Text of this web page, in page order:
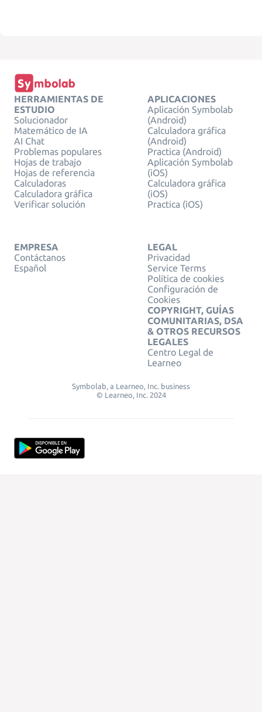
HERRAMIENTAS DE
ESTUDIO
Solucionador
Matemático de IA
AI Chat
Problemas populares
Hojas de trabajo
Hojas de referencia
Calculadoras
Calculadora gráfica
Verificar solución
APLICACIONES
Aplicación Symbolab
(Android)
Calculadora gráfica
(Android)
Practica (Android)
Aplicación Symbolab
(iOS)
Calculadora gráfica
(iOS)
Practica (iOS)
EMPRESA
Contáctanos
Español
LEGAL
Privacidad
Service Terms
Política de cookies
Configuración de
Cookies
COPYRIGHT, GUÍAS
COMUNITARIAS, DSA
& OTROS RECURSOS
LEGALES
Centro Legal de
Learneo
Symbolab, a Learneo, Inc. business
© Learneo, Inc. 2024